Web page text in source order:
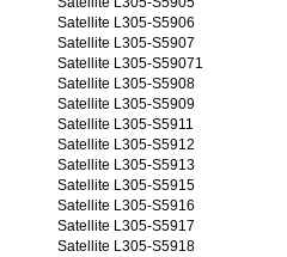
Satellite L305-S5906
Satellite L305-S5907
Satellite L305-S59071
Satellite L305-S5908
Satellite L305-S5909
Satellite L305-S5911
Satellite L305-S5912
Satellite L305-S5913
Satellite L305-S5915
Satellite L305-S5916
Satellite L305-S5917
Satellite L305-S5918